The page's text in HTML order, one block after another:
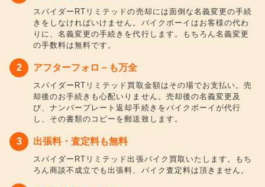
スパイダーRTリミテッドの売却には面倒な名義変更の手続
きをしなければいけません。バイクボーイはお客様の代わ
りに、名義変更の手続きを代行します。もちろん名義変更
の手数料は無料です。
アフターフォロ－も万全
スパイダーRTリミテッド買取金額はその場でお支払い。売
却後のお手続きも心配いりません。売却後の名義変更及
び、ナンバープレート返却手続きをバイクボーイが代行
し、その書類のコピーを郵送致します。
出張料・査定料も無料
スパイダーRTリミテッド出張バイク買取いたします。もち
ろん商談不成立でも出張料、バイク査定料は頂きません。